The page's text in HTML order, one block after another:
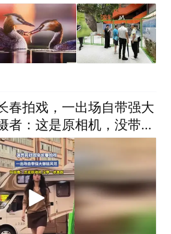
春拍戏，一出场自带强大
者：这是原相机，没带一